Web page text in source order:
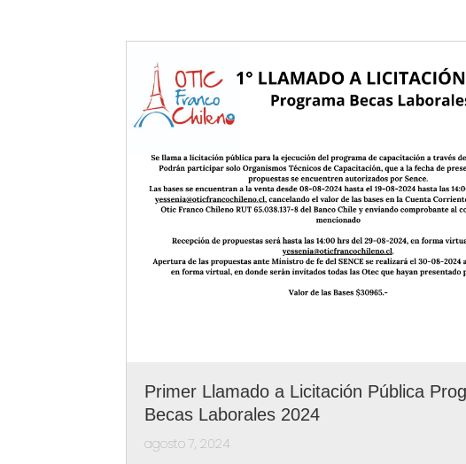
Primer Llamado a Licitación Pública
Becas Laborales 2024
agosto 7, 2024